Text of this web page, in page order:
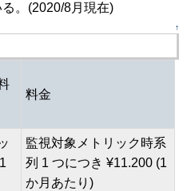
。(2020/8月現在)
↑
料金
監視対象メトリック時系
列 1 つにつき ¥11.200 (1
か月あたり)